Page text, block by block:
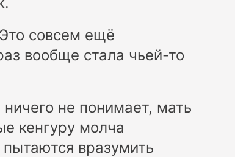
совсем ещё
вообще стала чьей-то
не понимает, мать
кенгуру молча
вразумить